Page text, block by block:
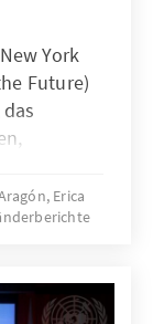
York
Future)
werdenErica